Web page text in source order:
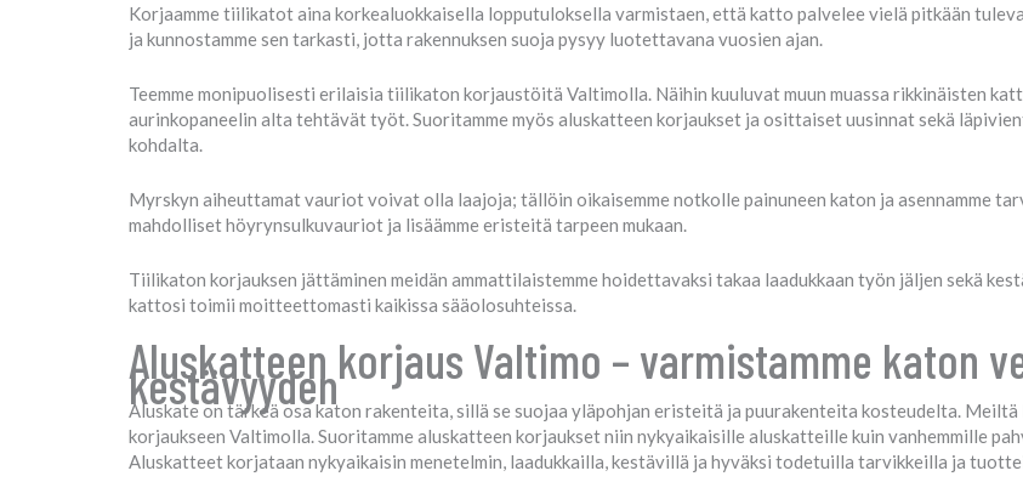
Korjaamme tiilikatot aina korkealuokkaisella lopputuloksella varmistaen, että katto palvelee vielä pitkään
ja kunnostamme sen tarkasti, jotta rakennuksen suoja pysyy luotettavana vuosien ajan.
Teemme monipuolisesti erilaisia tiilikaton korjaustöitä Valtimolla. Näihin kuuluvat muun muassa rikkinäisten
aurinkopaneelin alta tehtävät työt. Suoritamme myös aluskatteen korjaukset ja osittaiset uusinnat sekä
kohdalta.
Myrskyn aiheuttamat vauriot voivat olla laajoja; tällöin oikaisemme notkolle painuneen katon ja asennamme
mahdolliset höyrynsulkuvauriot ja lisäämme eristeitä tarpeen mukaan.
Tiilikaton korjauksen jättäminen meidän ammattilaistemme hoidettavaksi takaa laadukkaan työn jäljen sekä
kattosi toimii moitteettomasti kaikissa sääolosuhteissa.
Aluskatteen korjaus Valtimo – varmistamme katon
kestävyyden
Aluskate on tärkeä osa katon rakenteita, sillä se suojaa yläpohjan eristeitä ja puurakenteita kosteudelta.
korjaukseen Valtimolla. Suoritamme aluskatteen korjaukset niin nykyaikaisille aluskatteille kuin vanhemmille
Aluskatteet korjataan nykyaikaisin menetelmin, laadukkailla, kestävillä ja hyväksi todetuilla tarvikkeilla ja